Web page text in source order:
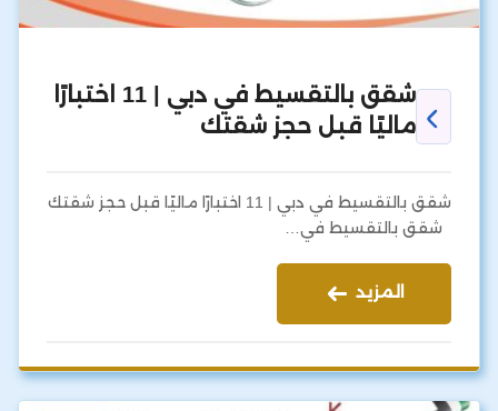
شقق بالتقسيط في دبي | 11 اختبارًا
ماليًا قبل حجز شقتك
شقق بالتقسيط في دبي | 11 اختبارًا ماليًا قبل حجز شقتك
شقق بالتقسيط في…
المزيد